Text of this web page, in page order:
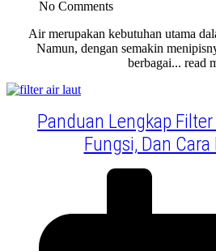
No Comments
Air merupakan kebutuhan utama
Namun, dengan semakin
berbagai... read
Panduan Lengkap
Fungsi, Dan Cara